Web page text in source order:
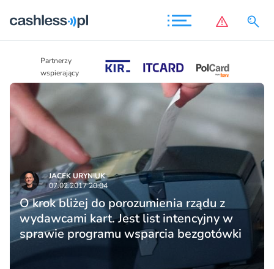
Partnerzy
wspierający
JACEK URYNIUK
07.02.2017 20:04
O krok bliżej do porozumienia rządu z
wydawcami kart. Jest list intencyjny w
sprawie programu wsparcia bezgotówki